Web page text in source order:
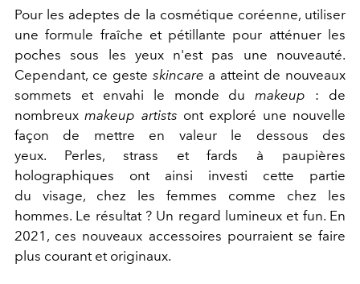
Pour les adeptes de la cosmétique coréenne, utiliser
une formule fraîche et pétillante pour atténuer les
poches sous les yeux n'est pas une nouveauté.
Cependant, ce geste skincare a atteint de nouveaux
sommets et envahi le monde dumakeup : de
nombreuxmakeup artists ont exploré une nouvelle
façon de mettre en valeur le dessous des
yeux. Perles, strass et fards à paupières
holographiques ont ainsi investi cette partie
du visage, chez les femmes comme chez les
hommes. Le résultat ? Un regard lumineux et fun. En
2021, ces nouveaux accessoires pourraient se faire
plus courant et originaux.